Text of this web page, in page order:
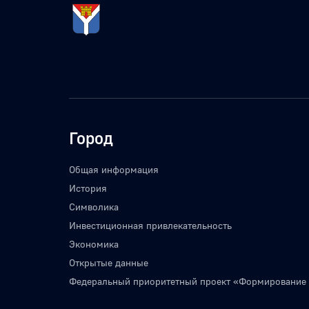
Город
Общая информация
История
Символика
Инвестиционная привлекательность
Экономика
Открытые данные
Федеральный приоритетный проект